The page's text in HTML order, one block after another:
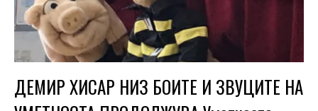
ДЕМИР ХИСАР НИЗ БОИТЕ И ЗВУЦИТЕ НА